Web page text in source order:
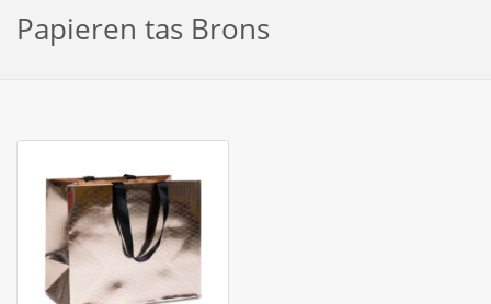
Papieren tas Brons